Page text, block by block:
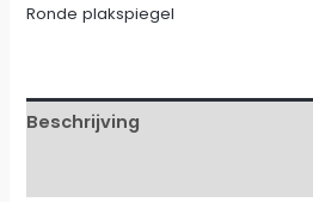
Ronde plakspiegel
Beschrijving